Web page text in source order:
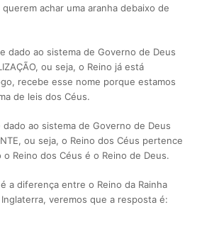
achar uma aranha debaixo de
dado ao sistema de Governo de Deus
ou seja, o Reino já está
recebe esse nome porque estamos
de leis dos Céus.
dado ao sistema de Governo de Deus
ou seja, o Reino dos Céus pertence
o Reino dos Céus é o Reino de Deus.
a diferença entre o Reino da Rainha
veremos que a resposta é: